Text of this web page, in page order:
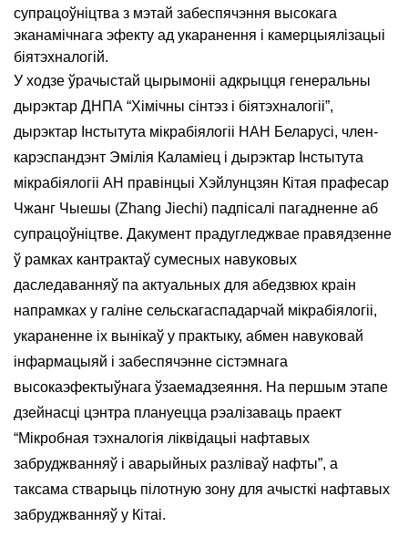
супрацоўніцтва з мэтай забеспячэння высокага
эканамічнага эфекту ад укаранення і камерцыялізацыі
біятэхналогій.
У ходзе ўрачыстай цырымоніі адкрыцця генеральны
дырэктар ДНПА “Хімічны сінтэз і біятэхналогіі”,
дырэктар Інстытута мікрабіялогіі НАН Беларусі, член-
карэспандэнт Эмілія Каламіец і дырэктар Інстытута
мікрабіялогіі АН правінцыі Хэйлунцзян Кітая прафесар
Чжанг Чыешы (Zhang Jiechi) падпісалі пагадненне аб
супрацоўніцтве. Дакумент прадугледжвае правядзенне
ў рамках кантрактаў сумесных навуковых
даследаванняў па актуальных для абедзвюх краін
напрамках у галіне сельскагаспадарчай мікрабіялогіі,
укараненне іх вынікаў у практыку, абмен навуковай
інфармацыяй і забеспячэнне сістэмнага
высокаэфектыўнага ўзаемадзеяння. На першым этапе
дзейнасці цэнтра плануецца рэалізаваць праект
“Мікробная тэхналогія ліквідацыі нафтавых
забруджванняў і аварыйных разліваў нафты”, а
таксама стварыць пілотную зону для ачысткі нафтавых
забруджванняў у Кітаі.